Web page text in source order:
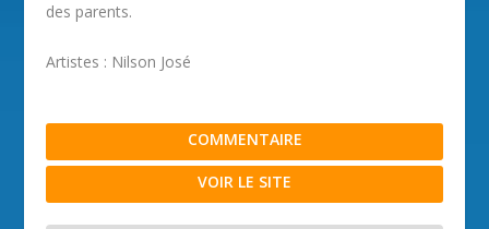
des parents.
Artistes : Nilson José
COMMENTAIRE
VOIR LE SITE